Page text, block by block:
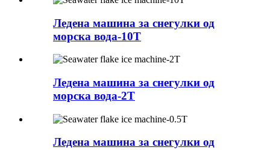
Ледена машина за снегулки од
морска вода-10T
Ледена машина за снегулки од
морска вода-2T
Ледена машина за снегулки од